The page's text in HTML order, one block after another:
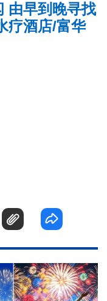
由早到晚寻找
疗酒店/富华